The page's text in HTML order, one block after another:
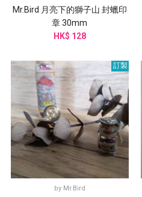
Mr.Bird 月亮下的獅子山 封蠟印
章 30mm
HK$ 128
訂製
by Mr.Bird